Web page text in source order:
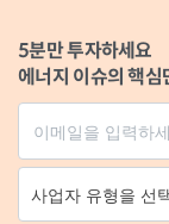
5분만 투자하세요
에너지 이슈의 핵